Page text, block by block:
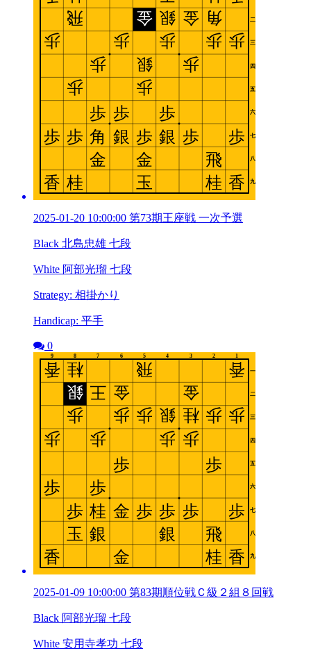
2025-01-20 10:00:00 第73期王座戦 一次予選
Black 北島忠雄 七段
White 阿部光瑠 七段
Strategy: 相掛かり
Handicap: 平手
0
2025-01-09 10:00:00 第83期順位戦Ｃ級２組８回戦
Black 阿部光瑠 七段
White 安用寺孝功 七段